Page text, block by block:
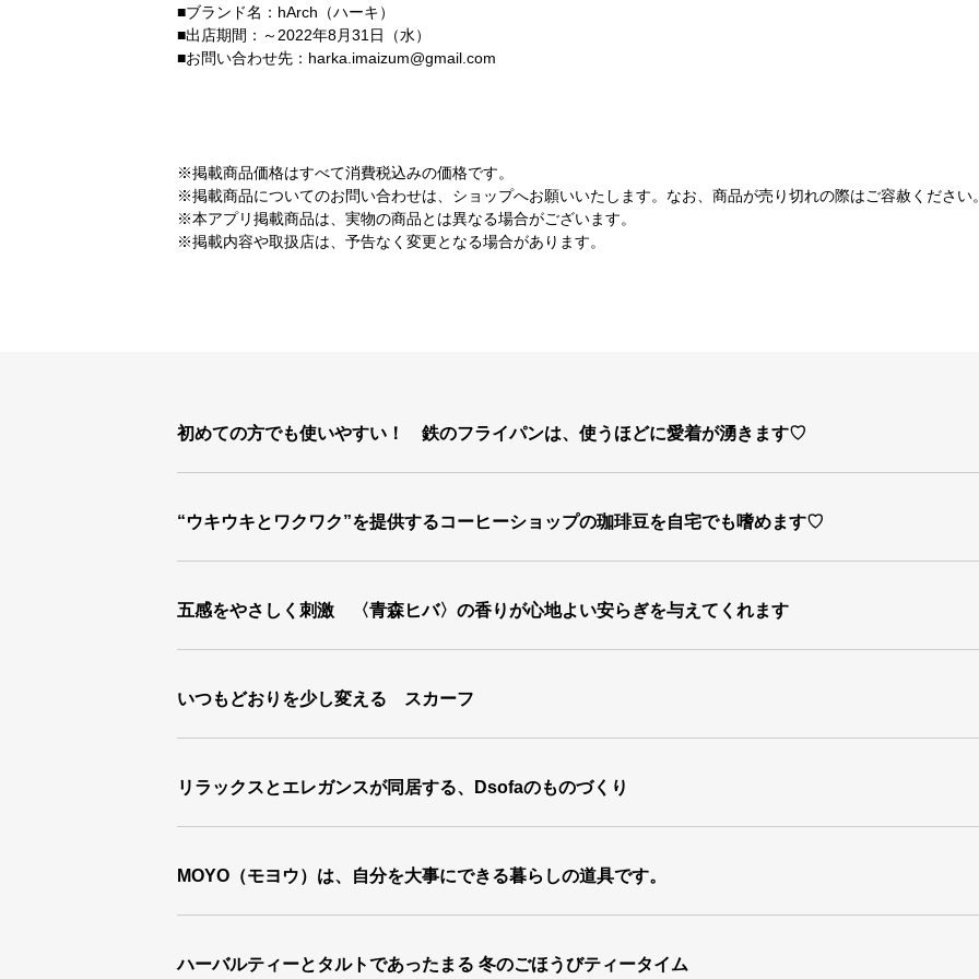
■ブランド名：hArch（ハーキ）
■出店期間：～2022年8月31日（水）
■お問い合わせ先：harka.imaizum@gmail.com
※掲載商品価格はすべて消費税込みの価格です。
※掲載商品についてのお問い合わせは、ショップへお願いいたします。なお、商品が売り切れの際はご容赦ください
※本アプリ掲載商品は、実物の商品とは異なる場合がございます。
※掲載内容や取扱店は、予告なく変更となる場合があります。
初めての方でも使いやすい！ 鉄のフライパンは、使うほどに愛着が湧きます♡
“ウキウキとワクワク”を提供するコーヒーショップの珈琲豆を自宅でも嗜めます♡
五感をやさしく刺激 〈青森ヒバ〉の香りが心地よい安らぎを与えてくれます
いつもどおりを少し変える スカーフ
リラックスとエレガンスが同居する、Dsofaのものづくり
MOYO（モヨウ）は、自分を大事にできる暮らしの道具です。
ハーバルティーとタルトであったまる 冬のごほうびティータイム